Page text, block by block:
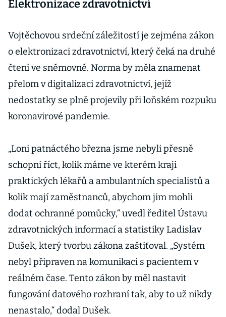
Elektronizace zdravotnictví
Vojtěchovou srdeční záležitostí je zejména zákon
o elektronizaci zdravotnictví, který čeká na druhé
čtení ve sněmovně. Norma by měla znamenat
přelom v digitalizaci zdravotnictví, jejíž
nedostatky se plně projevily při loňském rozpuku
koronavirové pandemie.
„Loni patnáctého března jsme nebyli přesně
schopni říct, kolik máme ve kterém kraji
praktických lékařů a ambulantních specialistů a
kolik mají zaměstnanců, abychom jim mohli
dodat ochranné pomůcky,“ uvedl ředitel Ústavu
zdravotnických informací a statistiky Ladislav
Dušek, který tvorbu zákona zaštiťoval. „Systém
nebyl připraven na komunikaci s pacientem v
reálném čase. Tento zákon by měl nastavit
fungování datového rozhraní tak, aby to už nikdy
nenastalo,“ dodal Dušek.